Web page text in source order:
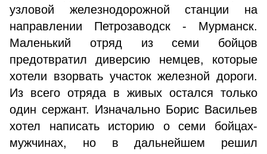
узловой железнодорожной станции на
направлении Петрозаводск - Мурманск.
Маленький отряд из семи бойцов
предотвратил диверсию немцев, которые
хотели взорвать участок железной дороги.
Из всего отряда в живых остался только
один сержант. Изначально Борис Васильев
хотел написать историю о семи бойцах-
мужчинах, но в дальнейшем решил